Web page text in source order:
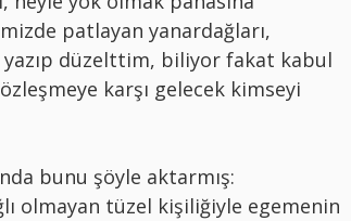
patlayan yanardağları,
yazıp düzelttim, biliyor fakat kabul
karşı gelecek kimseyi
bunu şöyle aktarmış:
olmayan tüzel kişiliğiyle egemenin